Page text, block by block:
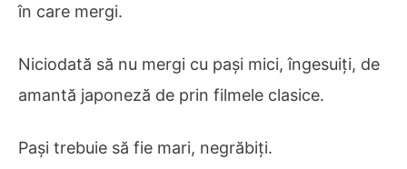
în care mergi.
Niciodată să nu mergi cu pași mici, îngesuiți, de
amantă japoneză de prin filmele clasice.
Pași trebuie să fie mari, negrăbiți.